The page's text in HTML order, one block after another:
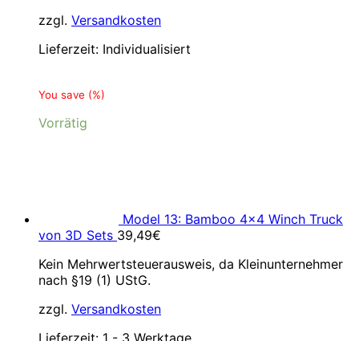
zzgl. Versandkosten
Lieferzeit: Individualisiert
You save (%)
Vorrätig
Model 13: Bamboo 4×4 Winch Truck
von 3D Sets 39,49€
Kein Mehrwertsteuerausweis, da Kleinunternehmer
nach §19 (1) UStG.
zzgl. Versandkosten
Lieferzeit: 1 - 3 Werktage